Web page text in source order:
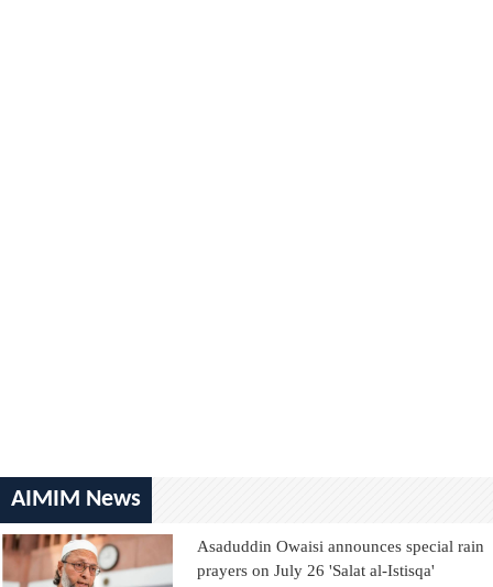
AIMIM News
Asaduddin Owaisi announces special rain
prayers on July 26 'Salat al-Istisqa'